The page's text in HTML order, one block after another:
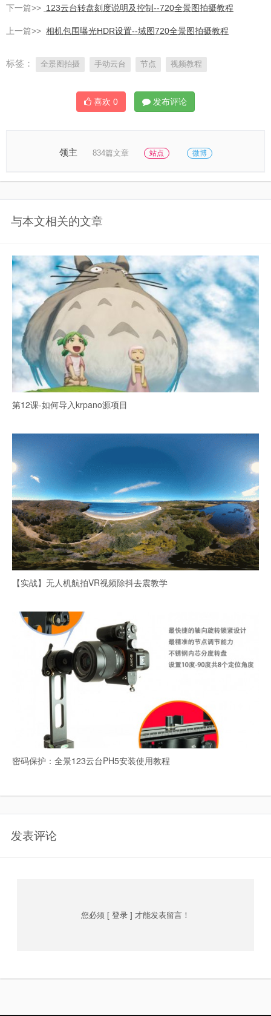
下一篇>> 123云台转盘刻度说明及控制--720全景图拍摄教程
上一篇>> 相机包围曝光HDR设置--域图720全景图拍摄教程
标签： 全景图拍摄 手动云台 节点 视频教程
喜欢 0 发布评论
领主 834篇文章 站点 微博
与本文相关的文章
第12课-如何导入krpano源项目
【实战】无人机航拍VR视频除抖去震教学
密码保护：全景123云台PH5安装使用教程
发表评论
您必须 [ 登录 ] 才能发表留言！